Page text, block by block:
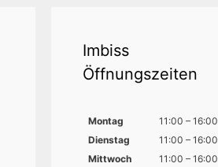
Imbiss
Öffnungszeiten
Montag
11:00 – 16:00
Dienstag
11:00 – 16:00
Mittwoch
11:00 – 16:00